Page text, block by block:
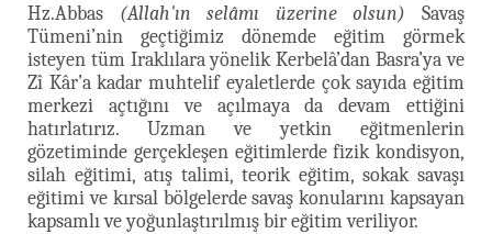
Hz.Abbas (Allah'ın selâmı üzerine olsun) Savaş
Tümeni’nin geçtiğimiz dönemde eğitim görmek
isteyen tüm Iraklılara yönelik Kerbelâ’dan Basra’ya ve
Zî Kâr’a kadar muhtelif eyaletlerde çok sayıda eğitim
merkezi açtığını ve açılmaya da devam ettiğini
hatırlatırız. Uzman ve yetkin eğitmenlerin
gözetiminde gerçekleşen eğitimlerde fizik kondisyon,
silah eğitimi, atış talimi, teorik eğitim, sokak savaşı
eğitimi ve kırsal bölgelerde savaş konularını kapsayan
kapsamlı ve yoğunlaştırılmış bir eğitim veriliyor.